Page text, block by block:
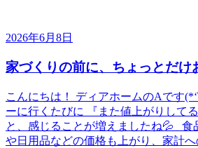
2026年6月8日
家づくりの前に、ちょっとだけ
こんにちは！ ディアホームのAです
ーに行くたびに 『また値上がりしてる
と、感じることが増えましたね💦 食
や日用品などの価格も上がり、家計